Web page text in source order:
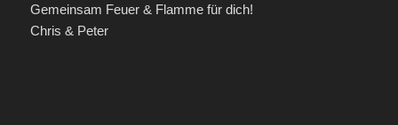
Gemeinsam Feuer & Flamme für dich!
Chris & Peter